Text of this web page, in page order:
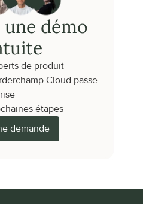
une démo
de produit
Cloud passe
étapes
demande